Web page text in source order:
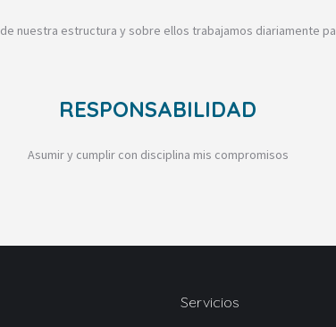
nuestra estructura y sobre ellos trabajamos diariamente
RESPONSABILIDAD
Asumir y cumplir con disciplina mis compromisos
Servicios